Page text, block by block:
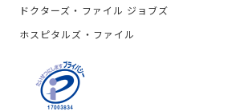
ドクターズ・ファイル ジョブズ
ホスピタルズ・ファイル